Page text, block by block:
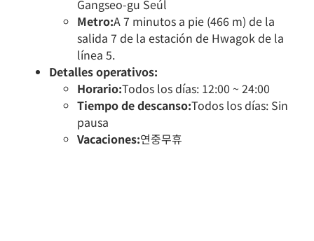
Gangseo-gu Seúl
Metro:A 7 minutos a pie (466 m) de la
salida 7 de la estación de Hwagok de la
línea 5.
Detalles operativos:
Horario:Todos los días: 12:00 ~ 24:00
Tiempo de descanso:Todos los días: Sin
pausa
Vacaciones:연중무휴